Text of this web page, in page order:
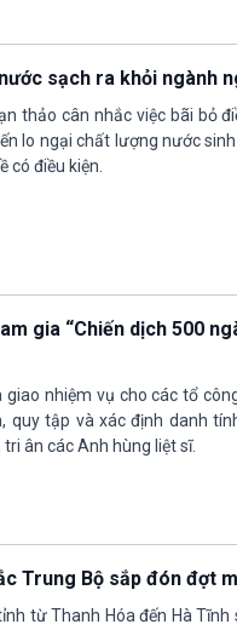
sạch ra khỏi ngành
thảo cân nhắc việc bãi bỏ
lo ngại chất lượng nước
có điều kiện.
gia “Chiến dịch 500
nhiệm vụ cho các tổ
tập và xác định danh
ân các Anh hùng liệt sĩ.
Trung Bộ sắp đón đợt
từ Thanh Hóa đến Hà